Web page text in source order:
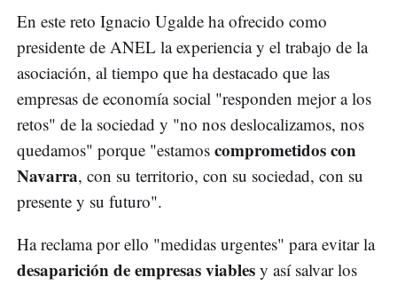
En este reto Ignacio Ugalde ha ofrecido como
presidente de ANEL la experiencia y el trabajo de la
asociación, al tiempo que ha destacado que las
empresas de economía social "responden mejor a los
retos" de la sociedad y "no nos deslocalizamos, nos
quedamos" porque "estamos comprometidos con
Navarra, con su territorio, con su sociedad, con su
presente y su futuro".
Ha reclama por ello "medidas urgentes" para evitar la
desaparición de empresas viables y así salvar los